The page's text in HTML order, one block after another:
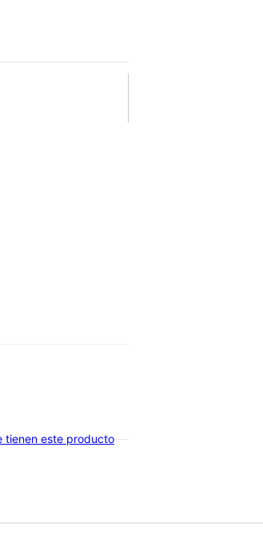
a thumbnail will change the main
tienen este producto